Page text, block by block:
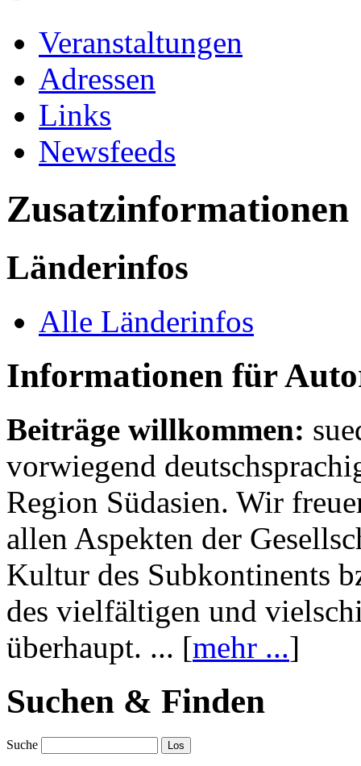
Veranstaltungen
Adressen
Links
Newsfeeds
Zusatzinformationen
Länderinfos
Alle Länderinfos
Informationen für
Beiträge willkommen:
vorwiegend
Region Südasien. Wir
allen Aspekten der
Kultur des Subkontinents
des vielfältigen und
überhaupt. ... [mehr ...]
Suchen & Finden
Suche